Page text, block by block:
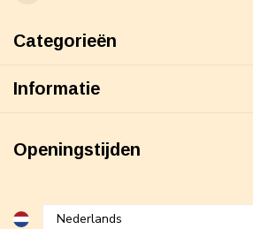
Categorieën
Informatie
Openingstijden